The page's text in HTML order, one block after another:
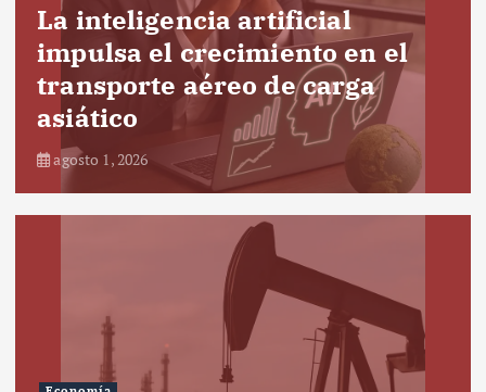
La inteligencia artificial
impulsa el crecimiento en el
transporte aéreo de carga
asiático
agosto 1, 2026